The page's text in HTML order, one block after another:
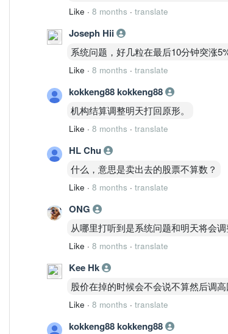
Like · 8 months · translate
Joseph Hii
系统问题，好几粒在最后10分钟突涨
Like · 8 months · translate
kokkeng88 kokkeng88
机构结算调整明天打回原形。
Like · 8 months · translate
HL Chu
什么，意思是卖出去的股票不算数？
Like · 8 months · translate
ONG
从哪里打听到是系统问题和明天将会调
Like · 8 months · translate
Kee Hk
股价在掉的时候会不会说不算然后调
Like · 8 months · translate
kokkeng88 kokkeng88